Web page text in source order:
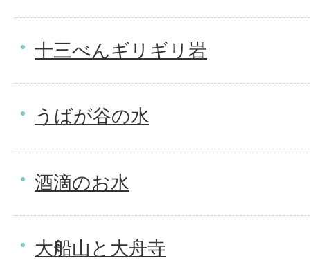
十三べんギリギリ岩
うばが谷の水
酒滴のお水
大船山と大舟寺